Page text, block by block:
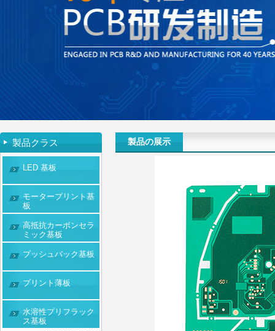
製品クラス
LED 基板
モータープリント基
板
高抵抗カーボンセラ
ミック基板
プッシュバック基板
プリント薄板
水溶性プリフラック
ス基板
製品の展示